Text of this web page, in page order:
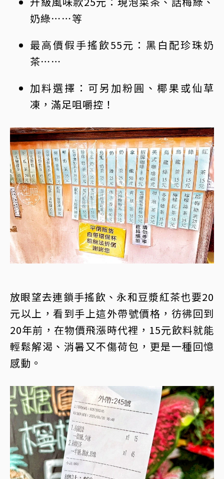
奶綠⋯⋯等
最高價假手搖飲55元：黑白配珍珠奶
茶⋯⋯
加料選擇：可另加粉圓、椰果或仙草
凍，滿足咀嚼控！
放眼望去連鎖手搖飲、永和豆漿紅茶也要20
元以上，看到手上這外帶號價格，彷彿回到
20年前，在物價飛漲時代裡，15元飲料就能
輕鬆解渴、消暑又不傷荷包，更是一種回憶
感動。